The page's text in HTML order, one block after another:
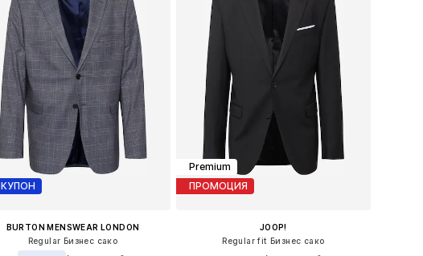
КУПОН
BURTON MENSWEAR LONDON
Regular Бизнес сако
Premium
ПРОМОЦИЯ
JOOP!
Regular fit Бизнес сако